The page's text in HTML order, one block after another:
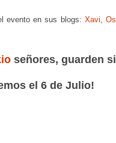
evento en sus blogs: Xavi,
señores, guarden
el 6 de Julio!